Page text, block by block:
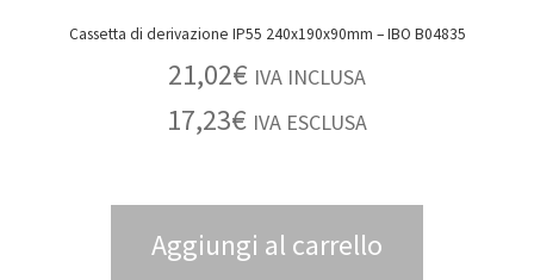
Cassetta di derivazione IP55 240x190x90mm – IBO B04835
21,02€ IVA INCLUSA
17,23€ IVA ESCLUSA
Aggiungi al carrello